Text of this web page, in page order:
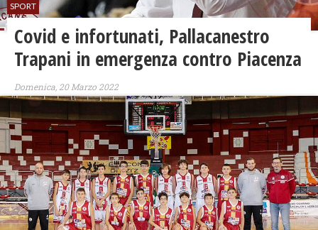
SPORT
Covid e infortunati, Pallacanestro
Trapani in emergenza contro Piacenza
Domenica, 20 Marzo 2022